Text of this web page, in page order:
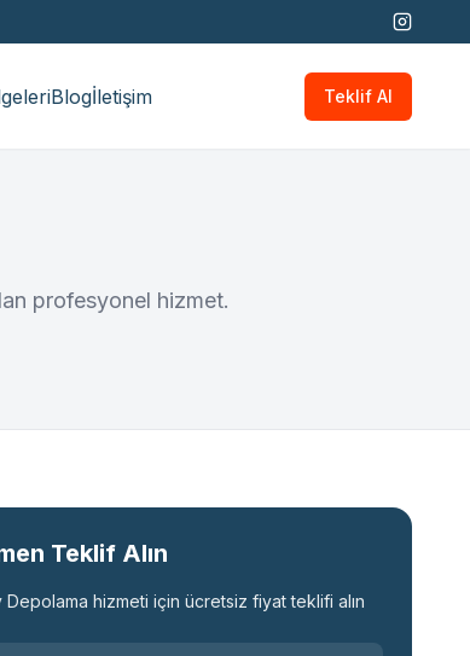
Blogİletişim Teklif Al
profesyonel hizmet.
Teklif Alın
Depolama hizmeti için ücretsiz fiyat teklifi alın